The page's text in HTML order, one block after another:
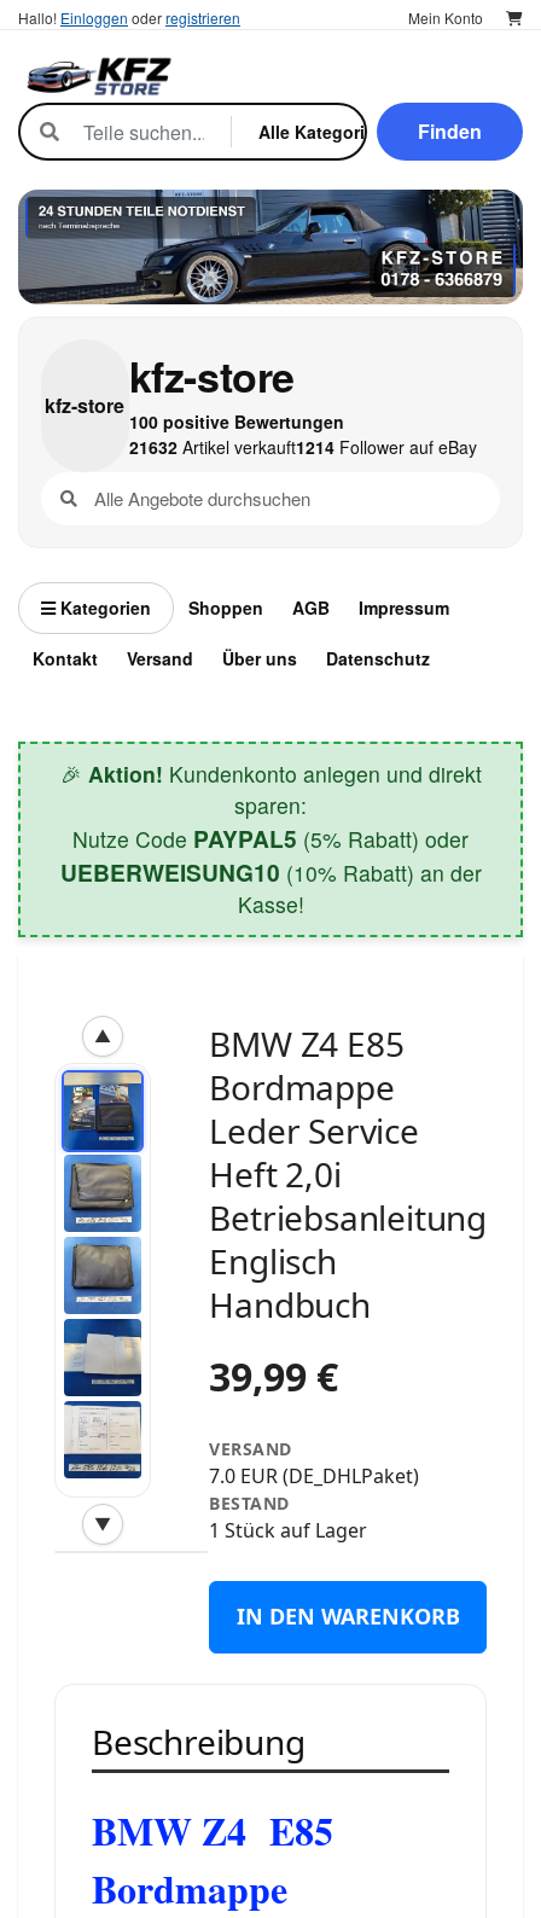
Hallo! Einloggen oderregistrieren Mein Konto
Finden
kfz-store
kfz-store
100 positive Bewertungen
21632Artikel verkauft1214Follower auf eBay
Kategorien Shoppen AGB Impressum
Kontakt Versand Über uns Datenschutz
🎉 Aktion! Kundenkonto anlegen und direkt
sparen:
Nutze Code PAYPAL5 (5% Rabatt) oder
UEBERWEISUNG10 (10% Rabatt) an der
Kasse!
▲
▼
‹
BMW Z4 E85
Bordmappe
Leder Service
Heft 2,0i
Betriebsanleitung
Englisch
Handbuch
39,99 €
VERSAND
7.0 EUR (DE_DHLPaket)
BESTAND
1 Stück auf Lager
IN DEN WARENKORB
Beschreibung
BMW Z4 E85
Bordmappe